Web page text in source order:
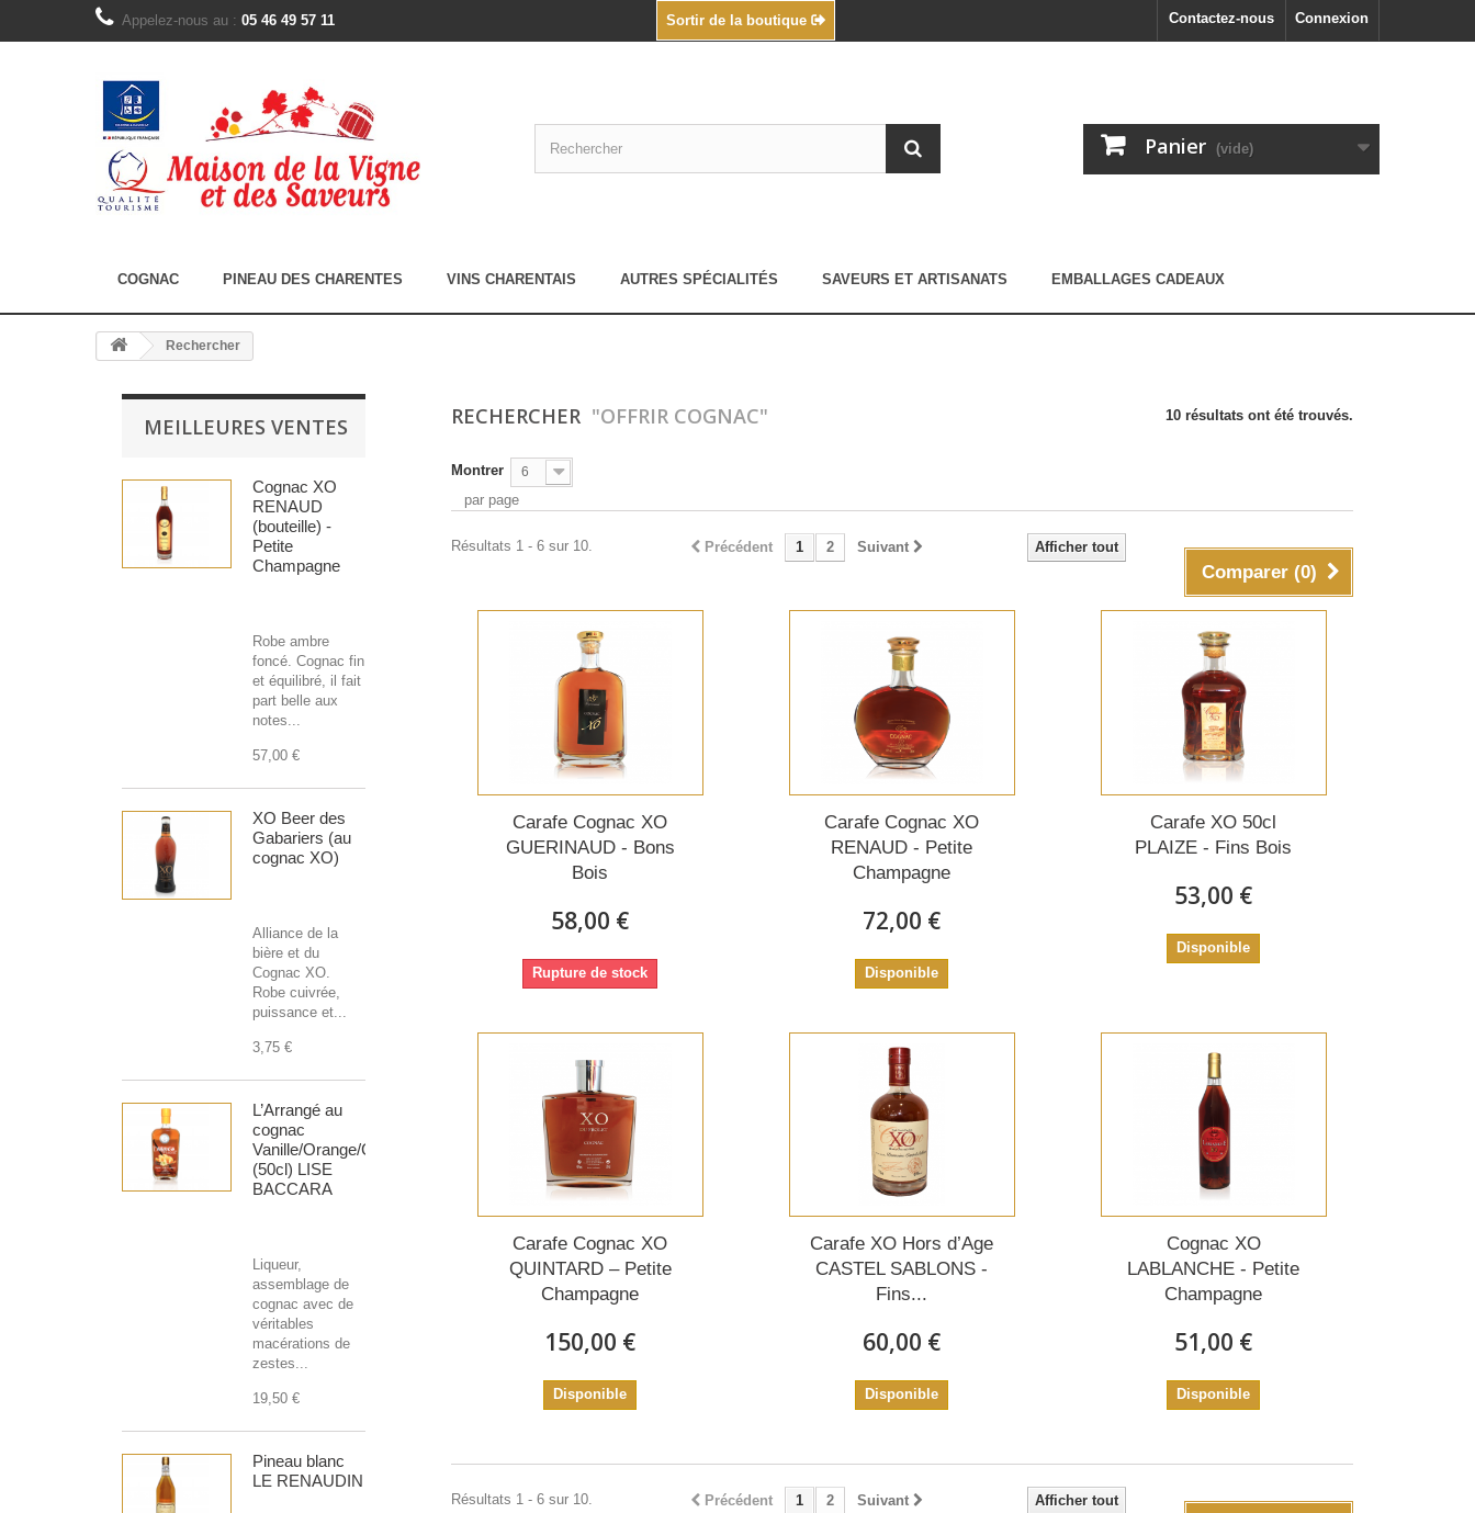
Connexion
Contactez-nous
Appelez-nous au : 05 46 49 57 11 Sortir de la boutique
Panier (vide)
COGNAC PINEAU DES CHARENTES VINS CHARENTAIS AUTRES SPÉCIALITÉS SAVEURS ET ARTISANATS EMBALLAGES CADEAUX
Rechercher
MEILLEURES VENTES
Cognac XO
RENAUD
(bouteille) -
Petite
Champagne
Robe ambre
foncé. Cognac fin
et équilibré, il fait
part belle aux
notes...
57,00 €
XO Beer des
Gabariers (au
cognac XO)
Alliance de la
bière et du
Cognac XO.
Robe cuivrée,
puissance et...
3,75 €
L’Arrangé au
cognac
Vanille/Orange/Cannelle
(50cl) LISE
BACCARA
Liqueur,
assemblage de
cognac avec de
véritables
macérations de
zestes...
19,50 €
Pineau blanc
LE RENAUDIN
RECHERCHER "OFFRIR COGNAC" 10 résultats ont été trouvés.
Montrer 6
par page
Comparer (0)
Afficher tout
Précédent 1 2 Suivant
Résultats 1 - 6 sur 10.
Carafe Cognac XO
GUERINAUD - Bons
Bois
58,00 €
Rupture de stock
Carafe Cognac XO
RENAUD - Petite
Champagne
72,00 €
Disponible
Carafe XO 50cl
PLAIZE - Fins Bois
53,00 €
Disponible
Carafe Cognac XO
QUINTARD – Petite
Champagne
150,00 €
Disponible
Carafe XO Hors d’Age
CASTEL SABLONS -
Fins...
60,00 €
Disponible
Cognac XO
LABLANCHE - Petite
Champagne
51,00 €
Disponible
Afficher tout
Précédent 1 2 Suivant
Résultats 1 - 6 sur 10.